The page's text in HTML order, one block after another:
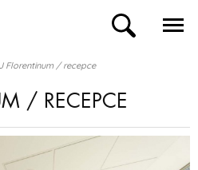
Florentinum / recepce
/ RECEPCE